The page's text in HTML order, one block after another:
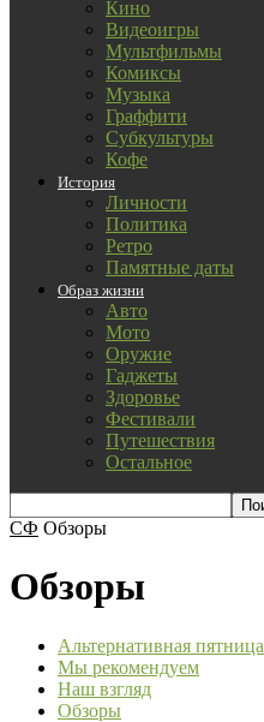
Кино
Видеоигры
Мультфильмы
Комиксы
Музыка
Граффити
Субкультуры
Кофе
История
Личности
Политика
Ретро
Памятные даты
Образ жизни
Авто
Мото
Оружие
Гаджеты
Здоровье
Фестивали
Путешествия
Остальное
СФ Обзоры
Обзоры
Альтернативная пятница
Мы рекомендуем
Наш взгляд
Обзоры